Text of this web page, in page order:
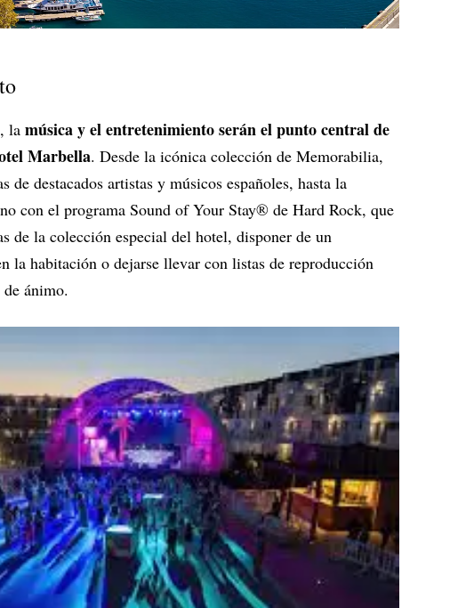
la música y el entretenimiento serán el punto central de
Marbella. Desde la icónica colección de Memorabilia,
de destacados artistas y músicos españoles, hasta la
con el programa Sound of Your Stay® de Hard Rock, que
de la colección especial del hotel, disponer de un
la habitación o dejarse llevar con listas de reproducción
de ánimo.